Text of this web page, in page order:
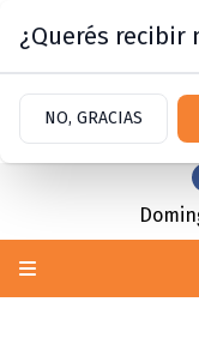
¿Querés recibir
NO, GRACIAS